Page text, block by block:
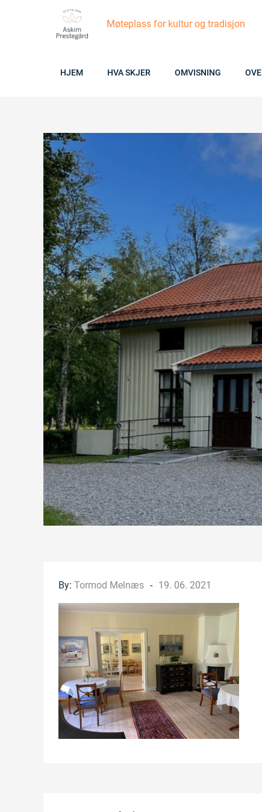
Møteplass for kultur og tradisjon
HJEM HVA SKJER OMVISNING
By: Tormod Melnæs
Posted
19. 06. 2021